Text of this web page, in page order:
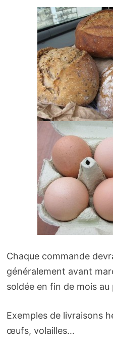
Chaque commande
généralement avant
soldée en fin de mois au
Exemples de livraisons
œufs, volailles…